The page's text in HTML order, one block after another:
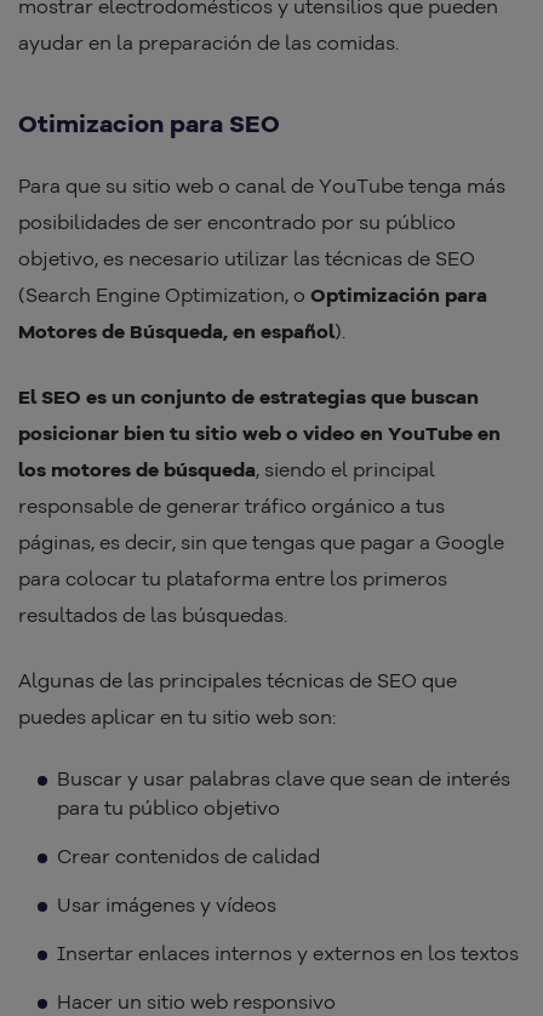
mostrar electrodomésticos y utensilios que pueden
ayudar en la preparación de las comidas.
Otimizacion para SEO
Para que su sitio web o canal de YouTube tenga más
posibilidades de ser encontrado por su público
objetivo, es necesario utilizar las técnicas de SEO
(Search Engine Optimization, o Optimización para
Motores de Búsqueda, en español).
El SEO es un conjunto de estrategias que buscan
posicionar bien tu sitio web o video en YouTube en
los motores de búsqueda, siendo el principal
responsable de generar tráfico orgánico a tus
páginas, es decir, sin que tengas que pagar a Google
para colocar tu plataforma entre los primeros
resultados de las búsquedas.
Algunas de las principales técnicas de SEO que
puedes aplicar en tu sitio web son:
Buscar y usar palabras clave que sean de interés
para tu público objetivo
Crear contenidos de calidad
Usar imágenes y vídeos
Insertar enlaces internos y externos en los textos
Hacer un sitio web responsivo